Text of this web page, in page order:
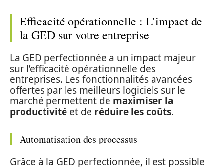
Efficacité opérationnelle : L’impact de
la GED sur votre entreprise
La GED perfectionnée a un impact majeur
sur l’efficacité opérationnelle des
entreprises. Les fonctionnalités avancées
offertes par les meilleurs logiciels sur le
marché permettent de maximiser la
productivité et de réduire les coûts.
Automatisation des processus
Grâce à la GED perfectionnée, il est possible